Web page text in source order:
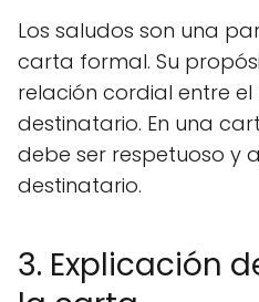
Los saludos son una
carta formal. Su
relación cordial entre el
destinatario. En una
debe ser respetuoso y
destinatario.
3. Explicación